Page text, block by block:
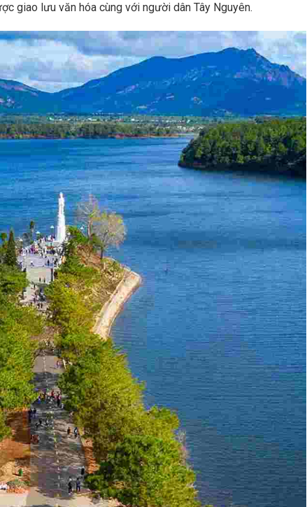
giao lưu văn hóa cùng với người dân Tây Nguyên.